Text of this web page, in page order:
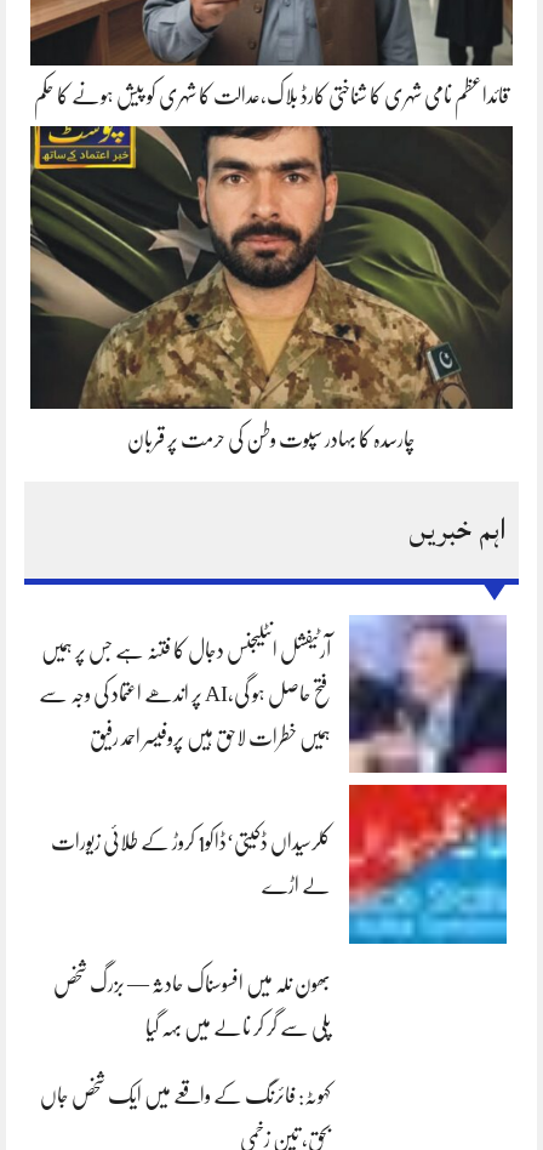
قائداعظم نامی شہری کا شناختی کارڈ بلاک،عدالت کا شہری کو پیش ہونے کا حکم
چارسدہ کا بہادر سپوت وطن کی حرمت پر قربان
اہم خبریں
آرٹیفشل انٹلیجنس دجال کا فتنہ ہے جس پر ہمیں
فتح حاصل ہو گی،AI پر اندھے اعتماد کی وجہ سے
ہمیں خطرات لاحق ہیں پروفیسر احمد رفیق
کلرسیداں ڈکیتی‘ڈاکو1 کروڑ کے طلائی زیورات
لے اڑے
بھون نلہ میں افسوسناک حادثہ — بزرگ شخص
پلی سے گر کر نالے میں بہہ گیا
کہوٹہ: فائرنگ کے واقعے میں ایک شخص جاں
بحق، تین زخمی